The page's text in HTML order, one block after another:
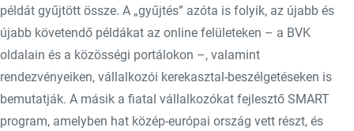
példát gyűjtött össze. A „gyűjtés” azóta is folyik, az újabb és
újabb követendő példákat az online felületeken – a BVK
oldalain és a közösségi portálokon –, valamint
rendezvényeiken, vállalkozói kerekasztal-beszélgetéseken is
bemutatják. A másik a fiatal vállalkozókat fejlesztő SMART
program, amelyben hat közép-európai ország vett részt, és